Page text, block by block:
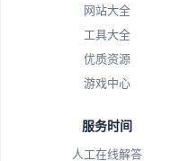
网站大全
工具大全
优质资源
游戏中心
服务时间
人工在线解答